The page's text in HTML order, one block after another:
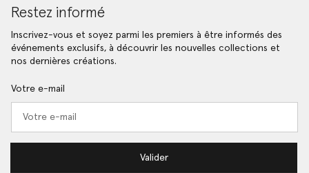
Restez informé
Inscrivez-vous et soyez parmi les premiers à être informés des
événements exclusifs, à découvrir les nouvelles collections et
nos dernières créations.
Votre e-mail
Valider